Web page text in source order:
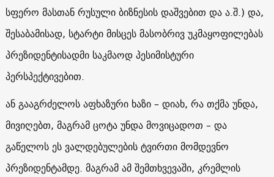
სფერო მასთან რუსული ბიზნესის დაშვებით და ა.შ.) და,
შესაბამისად, სტარტი მისცეს მასობრივ უკმაყოფილებას
პრეზიდენტისადმი საკმაოდ პესიმისტური
პერსპექტივებით.
ან გააგრძელოს აფხაზური ხაზი – დიახ, რა თქმა უნდა,
მივიღებთ, მაგრამ ცოტა უნდა მოვიცადოთ – და
გაწელოს ეს ვალდებულების ტვირთი მომდევნო
პრეზიდენტამდე. მაგრამ ამ შემთხვევაში, კრემლის